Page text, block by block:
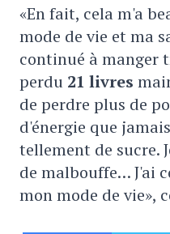
«En fait, cela m'a
mode de vie et ma
continué à manger
perdu 21 livres
de perdre plus de
d'énergie que
tellement de sucre.
de malbouffe… J'ai
mon mode de vie»,